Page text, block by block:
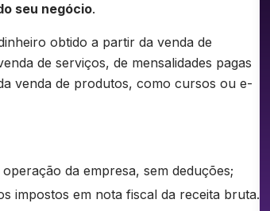
seu negócio.
obtido a partir da venda de
de serviços, de mensalidades pagas
venda de produtos, como cursos ou e-
da empresa, sem deduções;
impostos em nota fiscal da receita bruta.